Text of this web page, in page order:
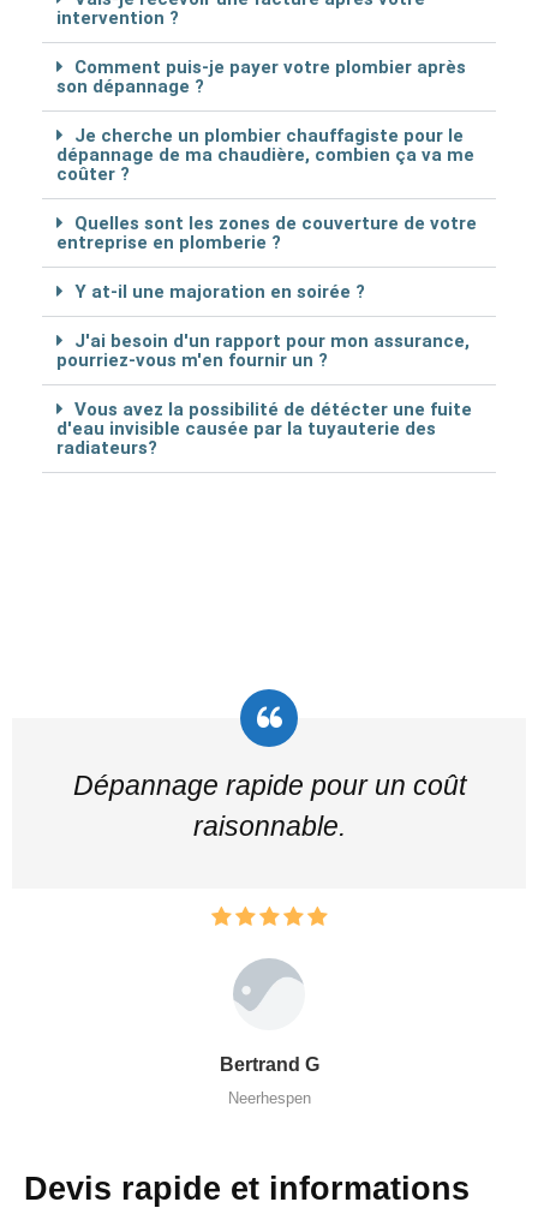
intervention ?
Comment puis-je payer votre plombier après
son dépannage ?
Je cherche un plombier chauffagiste pour le
dépannage de ma chaudière, combien ça va me
coûter ?
Quelles sont les zones de couverture de votre
entreprise en plomberie ?
Y at-il une majoration en soirée ?
J'ai besoin d'un rapport pour mon assurance,
pourriez-vous m'en fournir un ?
Vous avez la possibilité de détécter une fuite
d'eau invisible causée par la tuyauterie des
radiateurs?
Dépannage rapide pour un coût
raisonnable.
Bertrand G
Neerhespen
Devis rapide et informations